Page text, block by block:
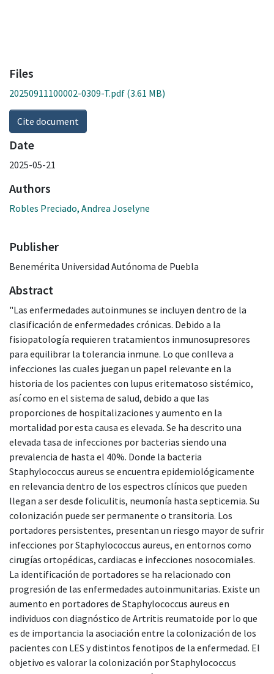
Files
20250911100002-0309-T.pdf (3.61 MB)
Cite document
Date
2025-05-21
Authors
Robles Preciado, Andrea Joselyne
Publisher
Benemérita Universidad Autónoma de Puebla
Abstract
"Las enfermedades autoinmunes se incluyen dentro de la
clasificación de enfermedades crónicas. Debido a la
fisiopatología requieren tratamientos inmunosupresores
para equilibrar la tolerancia inmune. Lo que conlleva a
infecciones las cuales juegan un papel relevante en la
historia de los pacientes con lupus eritematoso sistémico,
así como en el sistema de salud, debido a que las
proporciones de hospitalizaciones y aumento en la
mortalidad por esta causa es elevada. Se ha descrito una
elevada tasa de infecciones por bacterias siendo una
prevalencia de hasta el 40%. Donde la bacteria
Staphylococcus aureus se encuentra epidemiológicamente
en relevancia dentro de los espectros clínicos que pueden
llegan a ser desde foliculitis, neumonía hasta septicemia. Su
colonización puede ser permanente o transitoria. Los
portadores persistentes, presentan un riesgo mayor de sufrir
infecciones por Staphylococcus aureus, en entornos como
cirugías ortopédicas, cardiacas e infecciones nosocomiales.
La identificación de portadores se ha relacionado con
progresión de las enfermedades autoinmunitarias. Existe un
aumento en portadores de Staphylococcus aureus en
individuos con diagnóstico de Artritis reumatoide por lo que
es de importancia la asociación entre la colonización de los
pacientes con LES y distintos fenotipos de la enfermedad. El
objetivo es valorar la colonización por Staphylococcus